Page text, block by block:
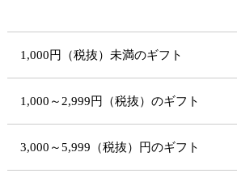
1,000円（税抜）未満のギフト
1,000～2,999円（税抜）のギフト
3,000～5,999（税抜）円のギフト